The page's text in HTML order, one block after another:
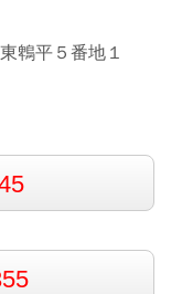
鵯平５番地１